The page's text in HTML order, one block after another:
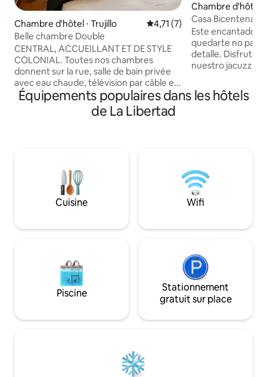
Chambre d'hôtel ⋅ Trujillo Évaluation moyenne sur la
4,71 (7)
Belle chambre Double
CENTRAL, ACCUEILLANT ET DE STYLE
COLONIAL. Toutes nos chambres
donnent sur la rue, salle de bain privée
avec eau chaude, télévision par câble et
wi-fi, le premier étage dispose d'un café
à la disposition de nos clients (micro-
ondes, réfrigérateur, cuisine et vaisselle
du stade Mansiche, du Colisée Gran
Chimú et de la piscine olympique. Facile
d'accès aux transports en commun.
Chambre d'hôtel
Casa
Moche 304
Este encantador
quedarte no pasa
detalle. Disfruta
nuestro jacuzzi,
disfrutar la playa
Dispones de una
tu hogar lejos de
Équipements populaires dans les hôtels
de La Libertad
Cuisine Wifi
Piscine
Stationnement
gratuit sur place